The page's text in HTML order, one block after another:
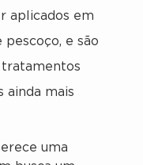
aplicados em
pescoço, e são
ainda mais
uma